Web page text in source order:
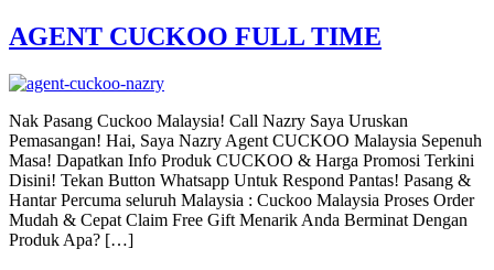
AGENT CUCKOO FULL TIME
Nak Pasang Cuckoo Malaysia! Call Nazry Saya Uruskan
Pemasangan! Hai, Saya Nazry Agent CUCKOO Malaysia Sepenuh
Masa! Dapatkan Info Produk CUCKOO & Harga Promosi Terkini
Disini! Tekan Button Whatsapp Untuk Respond Pantas! Pasang &
Hantar Percuma seluruh Malaysia : Cuckoo Malaysia Proses Order
Mudah & Cepat Claim Free Gift Menarik Anda Berminat Dengan
Produk Apa? […]